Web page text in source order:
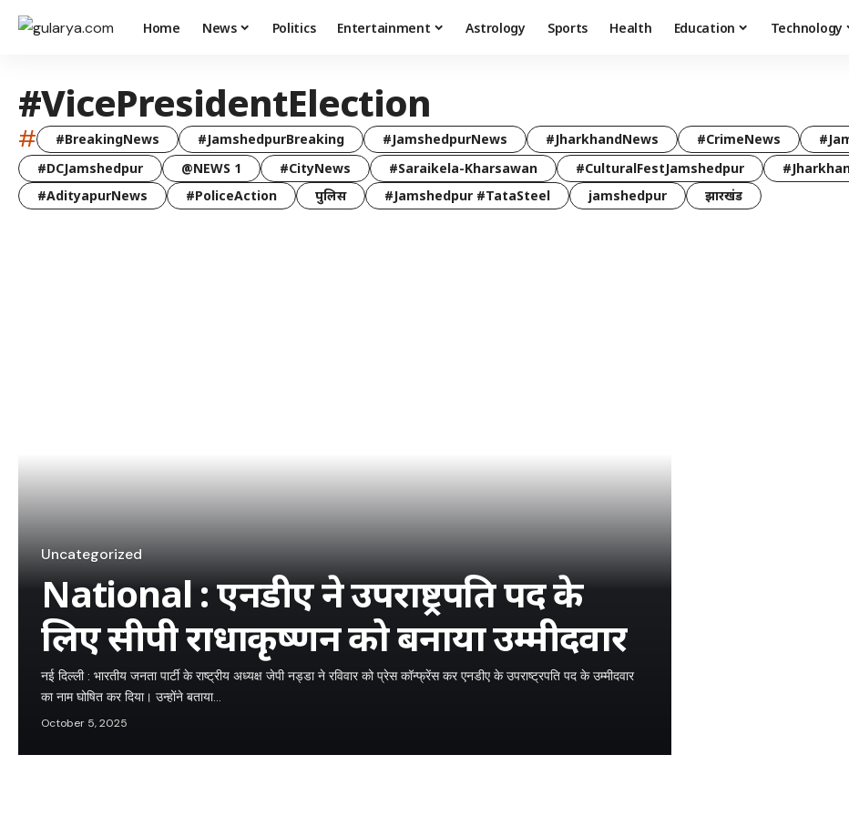
Home News Politics Entertainment Astrology Sports Health Education Technology
#VicePresidentElection
# #BreakingNews #JamshedpurBreaking #JamshedpurNews #JharkhandNews #CrimeNews
#DCJamshedpur
@NEWS 1 #CityNews #Saraikela-Kharsawan #CulturalFestJamshedpur
#AdityapurNews
#PoliceAction पुलिस #Jamshedpur #TataSteel jamshedpur झारखंड
Uncategorized
National : एनडीए ने उपराष्ट्रपति पद के
लिए सीपी राधाकृष्णन को बनाया उम्मीदवार
नई दिल्ली : भारतीय जनता पार्टी के राष्ट्रीय अध्यक्ष जेपी नड्डा ने रविवार को प्रेस कॉन्फ्रेंस कर एनडीए के उपराष्ट्रपति पद के उम्मीदवार
का नाम घोषित कर दिया। उन्होंने बताया…
October 5, 2025